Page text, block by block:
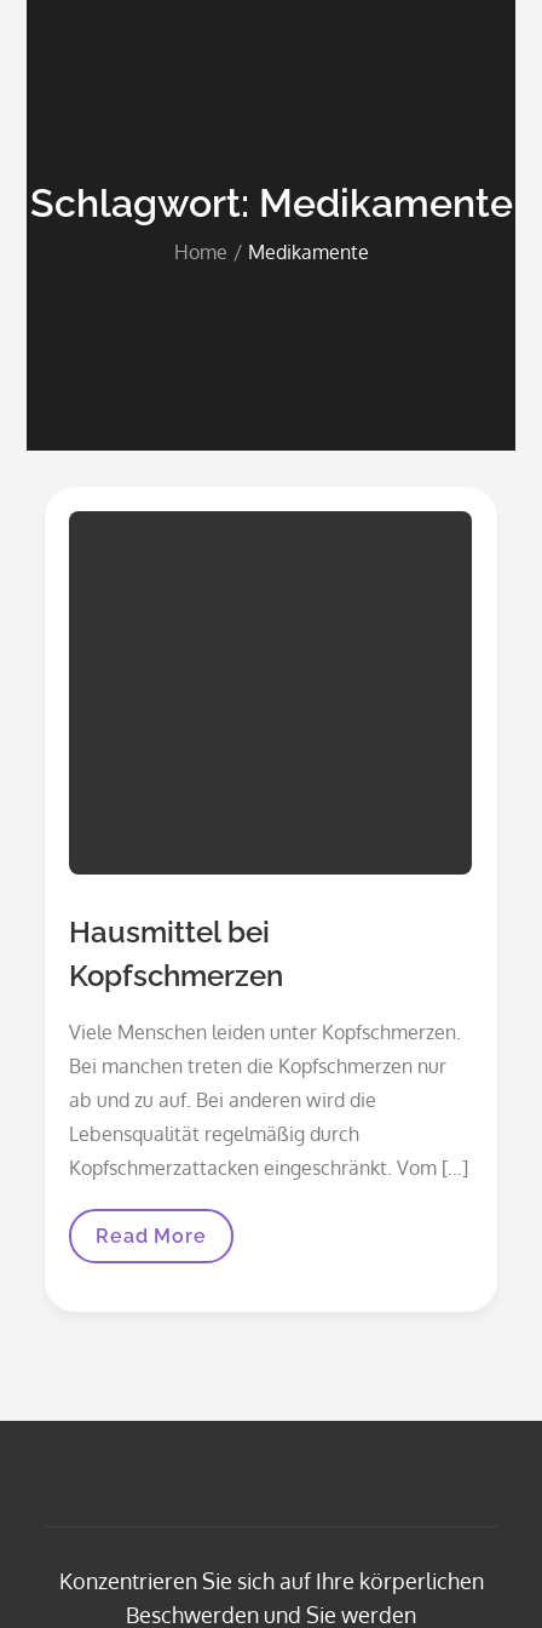
Schlagwort: Medikamente
Home Medikamente
Hausmittel bei
Kopfschmerzen
Viele Menschen leiden unter Kopfschmerzen.
Bei manchen treten die Kopfschmerzen nur
ab und zu auf. Bei anderen wird die
Lebensqualität regelmäßig durch
Kopfschmerzattacken eingeschränkt. Vom […]
Hausmittel
Read More
Konzentrieren Sie sich auf Ihre körperlichen
Beschwerden und Sie werden